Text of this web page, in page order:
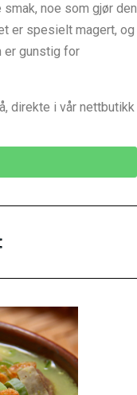
noe som gjør den
er spesielt magert, og
er gunstig for
direkte i vår nettbutikk